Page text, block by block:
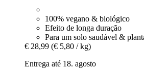
100% vegano & biológico
Efeito de longa duração
Para um solo saudável &
€ 28,99 (€ 5,80 / kg)
Entrega até 18. agosto